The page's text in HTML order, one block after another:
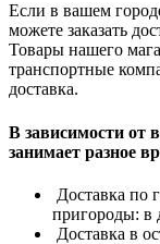
Если в вашем
можете заказать
Товары нашего
транспортные
доставка.
В зависимости от
занимает разное
Доставка по
пригороды: в
Доставка в